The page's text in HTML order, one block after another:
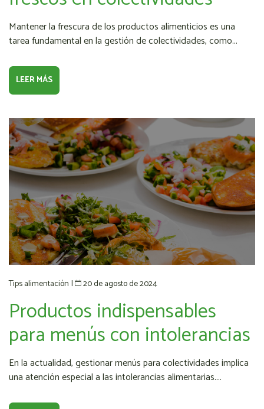
Mantener la frescura de los productos alimenticios es una
tarea fundamental en la gestión de colectividades, como...
LEER MÁS
Tips alimentación | 20 de agosto de 2024
Productos indispensables
para menús con intolerancias
En la actualidad, gestionar menús para colectividades implica
una atención especial a las intolerancias alimentarias....